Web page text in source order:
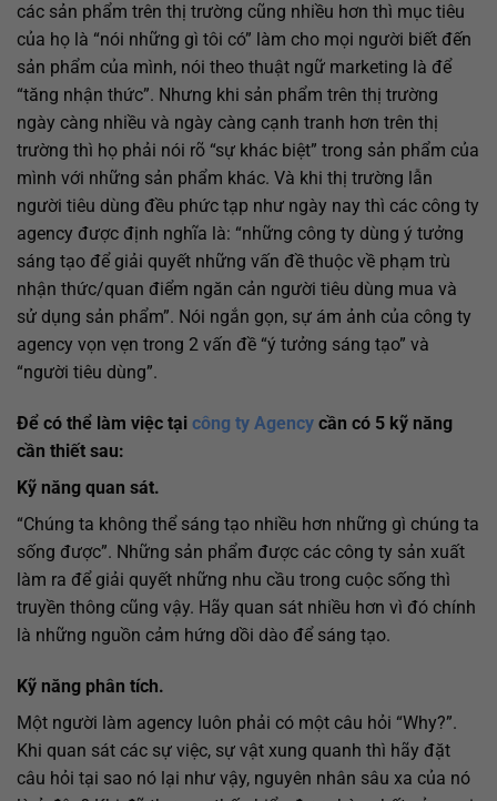
các sản phẩm trên thị trường cũng nhiều hơn thì mục tiêu
của họ là “nói những gì tôi có” làm cho mọi người biết đến
sản phẩm của mình, nói theo thuật ngữ marketing là để
“tăng nhận thức”. Nhưng khi sản phẩm trên thị trường
ngày càng nhiều và ngày càng cạnh tranh hơn trên thị
trường thì họ phải nói rõ “sự khác biệt” trong sản phẩm của
mình với những sản phẩm khác. Và khi thị trường lẫn
người tiêu dùng đều phức tạp như ngày nay thì các công ty
agency được định nghĩa là: “những công ty dùng ý tưởng
sáng tạo để giải quyết những vấn đề thuộc về phạm trù
nhận thức/quan điểm ngăn cản người tiêu dùng mua và
sử dụng sản phẩm”. Nói ngắn gọn, sự ám ảnh của công ty
agency vọn vẹn trong 2 vấn đề “ý tưởng sáng tạo” và
“người tiêu dùng”.
Để có thể làm việc tại công ty Agency cần có 5 kỹ năng
cần thiết sau:
Kỹ năng quan sát.
“Chúng ta không thể sáng tạo nhiều hơn những gì chúng ta
sống được”. Những sản phẩm được các công ty sản xuất
làm ra để giải quyết những nhu cầu trong cuộc sống thì
truyền thông cũng vậy. Hãy quan sát nhiều hơn vì đó chính
là những nguồn cảm hứng dồi dào để sáng tạo.
Kỹ năng phân tích.
Một người làm agency luôn phải có một câu hỏi “Why?”.
Khi quan sát các sự việc, sự vật xung quanh thì hãy đặt
câu hỏi tại sao nó lại như vậy, nguyên nhân sâu xa của nó